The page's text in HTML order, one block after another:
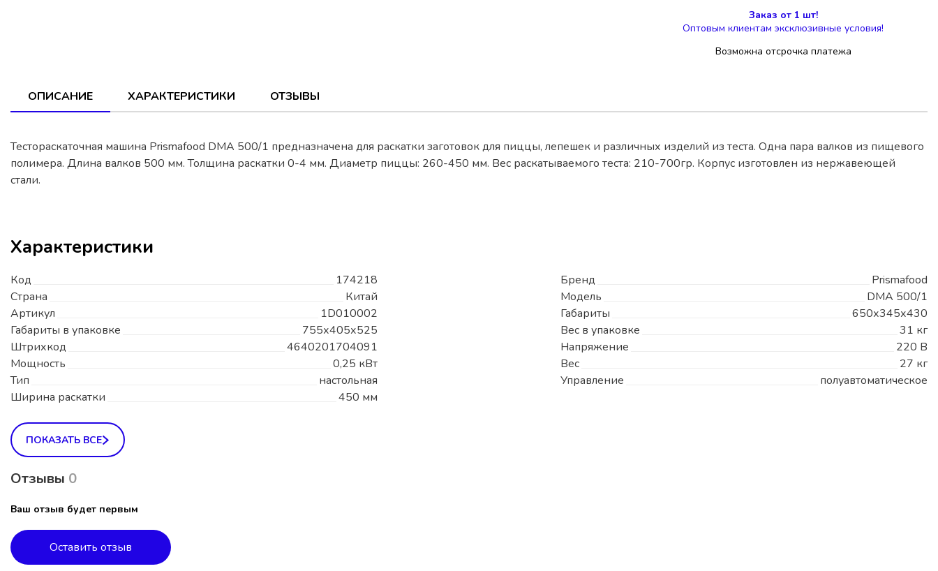
Заказ от 1 шт!
Оптовым клиентам эксклюзивные условия!
Возможна отсрочка платежа
ОПИСАНИЕ ХАРАКТЕРИСТИКИ ОТЗЫВЫ
Тестораскаточная машина Prismafood DMA 500/1 предназначена для раскатки заготовок для пиццы, лепешек и различных изделий из теста. Одна пара валков из пищевого
полимера. Длина валков 500 мм. Толщина раскатки 0-4 мм. Диаметр пиццы: 260-450 мм. Вес раскатываемого теста: 210-700гр. Корпус изготовлен из нержавеющей
стали.
Характеристики
Код 174218 Бренд
Prismafood
Страна
Китай Модель
DMA 500/1
Артикул
1D010002 Габариты
650х345х430
Габариты в упаковке
755х405х525 Вес в упаковке
31 кг
Штрихкод
4640201704091 Напряжение
220 В
Мощность
0,25 кВт Вес
27 кг
Тип
настольная Управление
полуавтоматическое
Ширина раскатки
450 мм
ПОКАЗАТЬ ВСЕ
Отзывы 0
Ваш отзыв будет первым
Оставить отзыв